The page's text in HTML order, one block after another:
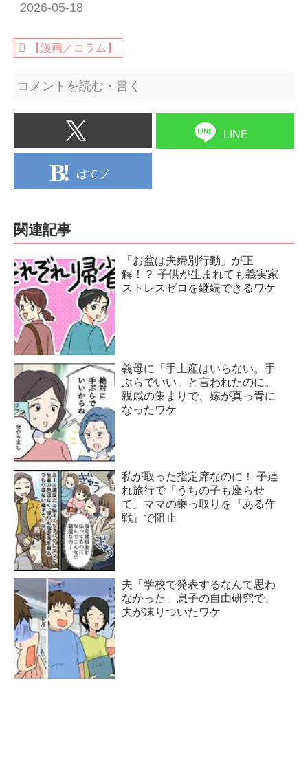
2026-05-18
【漫画／コラム】
コメントを読む・書く
LINE
はてブ
関連記事
「お盆は夫婦別行動」が正
解！？ 子供が生まれても義実家
ストレスゼロを継続できるワケ
義母に「手土産はいらない。手
ぶらでいい」と言われたのに。
親戚の集まりで、嫁が真っ青に
なったワケ
私が取った指定席なのに！ 子連
れ旅行で「うちの子も座らせ
て」ママの乗っ取りを『ある作
戦』で阻止
夫「学校で発表するなんて思わ
なかった」息子の自由研究で、
夫が凍りついたワケ